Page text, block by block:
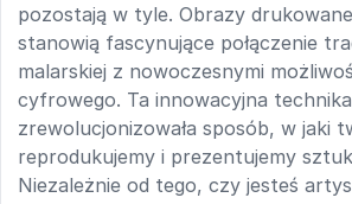
pozostają w tyle. Obrazy
stanowią fascynujące połączenie
malarskiej z nowoczesnymi
cyfrowego. Ta innowacyjna technika
zrewolucjonizowała sposób, w jaki
reprodukujemy i prezentujemy
Niezależnie od tego, czy jesteś